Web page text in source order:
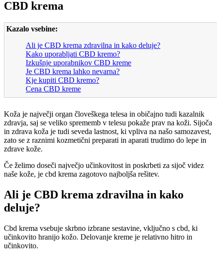
CBD krema
Kazalo vsebine:
Ali je CBD krema zdravilna in kako deluje?
Kako uporabljati CBD kremo?
Izkušnje uporabnikov CBD kreme
Je CBD krema lahko nevarna?
Kje kupiti CBD kremo?
Cena CBD kreme
Koža je največji organ človeškega telesa in običajno tudi kazalnik
zdravja, saj se veliko sprememb v telesu pokaže prav na koži. Sijoča
in zdrava koža je tudi seveda lastnost, ki vpliva na našo samozavest,
zato se z raznimi kozmetični preparati in aparati trudimo do lepe in
zdrave kože.
Če želimo doseči največjo učinkovitost in poskrbeti za sijoč videz
naše kože, je cbd krema zagotovo najboljša rešitev.
Ali je CBD krema zdravilna in kako
deluje?
Cbd krema vsebuje skrbno izbrane sestavine, vključno s cbd, ki
učinkovito hranijo kožo. Delovanje kreme je relativno hitro in
učinkovito.